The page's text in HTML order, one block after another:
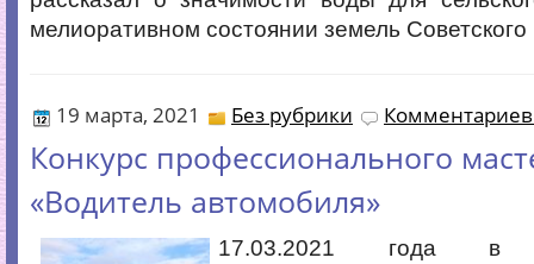
мелиоративном состоянии земель
19 марта, 2021 Без рубрики Комментариев
Конкурс профессионального
«Водитель автомобиля»
17.03.2021 года